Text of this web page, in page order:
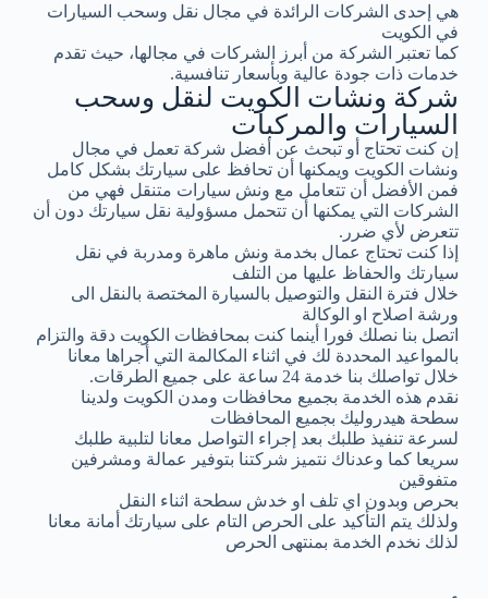
هي إحدى الشركات الرائدة في مجال نقل وسحب السيارات
في الكويت
كما تعتبر الشركة من أبرز الشركات في مجالها، حيث تقدم
خدمات ذات جودة عالية وبأسعار تنافسية.
شركة ونشات الكويت لنقل وسحب
السيارات والمركبات
إن كنت تحتاج أو تبحث عن أفضل شركة تعمل في مجال
ونشات الكويت ويمكنها أن تحافظ على سيارتك بشكل كامل
فمن الأفضل أن تتعامل مع ونش سيارات متنقل فهي من
الشركات التي يمكنها أن تتحمل مسؤولية نقل سيارتك دون أن
تتعرض لأي ضرر.
إذا كنت تحتاج عمال بخدمة ونش ماهرة ومدربة في نقل
سيارتك والحفاظ عليها من التلف
خلال فترة النقل والتوصيل بالسيارة المختصة بالنقل الى
ورشة اصلاح او الوكالة
اتصل بنا نصلك فورا أينما كنت بمحافظات الكويت دقة والتزام
بالمواعيد المحددة لك في اثناء المكالمة التي أجراها معانا
خلال تواصلك بنا خدمة 24 ساعة على جميع الطرقات.
نقدم هذه الخدمة بجميع محافظات ومدن الكويت ولدينا
سطحة هيدروليك بجميع المحافظات
لسرعة تنفيذ طلبك بعد إجراء التواصل معانا لتلبية طلبك
سريعا كما وعدناك نتميز شركتنا بتوفير عمالة ومشرفين
متفوقين
بحرص وبدون اي تلف او خدش سطحة اثناء النقل
ولذلك يتم التأكيد على الحرص التام على سيارتك أمانة معانا
لذلك نخدم الخدمة بمنتهى الحرص